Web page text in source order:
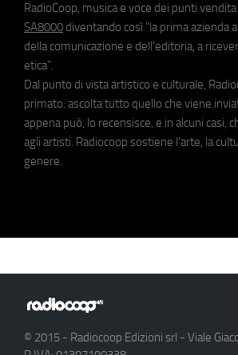
RadioCoop, musica e voce dei punti
SA8000 diventando così "la prima azienda
della comunicazione e dell'editoria, a
etica".
Dal punto di vista artistico e culturale,
primato: ascolta tutto quello che viene
appena può, lo recensisce, e in alcuni casi,
agli artisti. Radiocoop sostiene l'arte, la
genere.
© 2015 - Radiocoop Edizioni srl - Viale